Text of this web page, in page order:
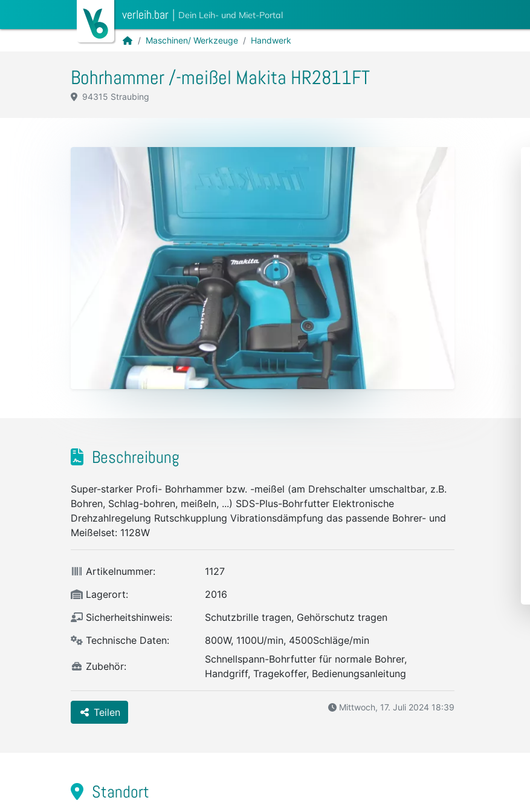
verleih.bar | Dein Leih- und Miet-Portal
Maschinen/ Werkzeuge Handwerk
Bohrhammer /-meißel Makita HR2811FT
94315 Straubing
Beschreibung
Super-starker Profi- Bohrhammer bzw. -meißel (am Drehschalter umschaltbar, z.B.
Bohren, Schlag-bohren, meißeln, ...) SDS-Plus-Bohrfutter Elektronische
Drehzahlregelung Rutschkupplung Vibrationsdämpfung das passende Bohrer- und
Meißelset: 1128W
Artikelnummer:
1127
Lagerort:
2016
Sicherheitshinweis:
Schutzbrille tragen, Gehörschutz tragen
Technische Daten:
800W, 1100U/min, 4500Schläge/min
Zubehör:
Schnellspann-Bohrfutter für normale Bohrer,
Handgriff, Tragekoffer, Bedienungsanleitung
Teilen Mittwoch, 17. Juli 2024 18:39
Standort